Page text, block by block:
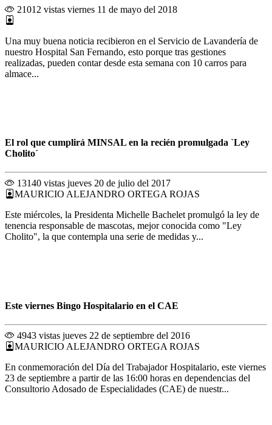
21012 vistas viernes 11 de mayo del 2018
Una muy buena noticia recibieron en el Servicio de Lavandería de
nuestro Hospital San Fernando, esto porque tras gestiones
realizadas, pueden contar desde esta semana con 10 carros para
almace...
El rol que cumplirá MINSAL en la recién promulgada `Ley
Cholito´
13140 vistas jueves 20 de julio del 2017
MAURICIO ALEJANDRO ORTEGA ROJAS
Este miércoles, la Presidenta Michelle Bachelet promulgó la ley de
tenencia responsable de mascotas, mejor conocida como "Ley
Cholito", la que contempla una serie de medidas y...
Este viernes Bingo Hospitalario en el CAE
4943 vistas jueves 22 de septiembre del 2016
MAURICIO ALEJANDRO ORTEGA ROJAS
En conmemoración del Día del Trabajador Hospitalario, este viernes
23 de septiembre a partir de las 16:00 horas en dependencias del
Consultorio Adosado de Especialidades (CAE) de nuestr...